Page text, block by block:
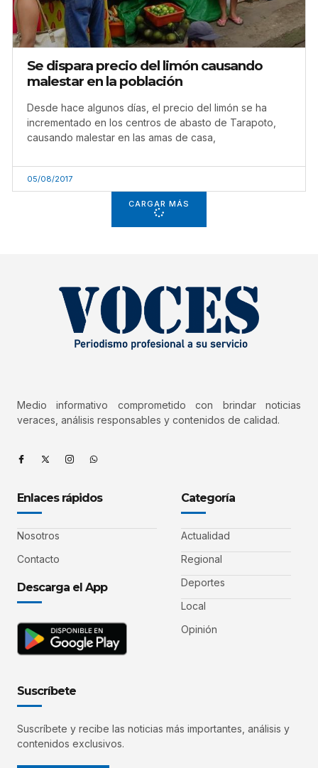
Se dispara precio del limón causando
malestar en la población
Desde hace algunos días, el precio del limón se ha
incrementado en los centros de abasto de Tarapoto,
causando malestar en las amas de casa,
05/08/2017
CARGAR MÁS
Medio informativo comprometido con brindar noticias
veraces, análisis responsables y contenidos de calidad.
Enlaces rápidos
Nosotros
Contacto
Descarga el App
Categoría
Actualidad
Regional
Deportes
Local
Opinión
Suscríbete
Suscríbete y recibe las noticias más importantes, análisis y
contenidos exclusivos.